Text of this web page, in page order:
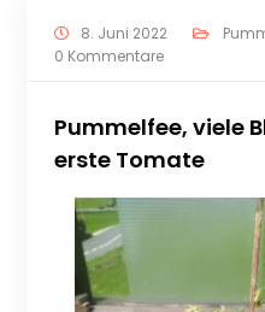
8. Juni 2022
0 Kommentare
Pummelfee, viele
erste Tomate